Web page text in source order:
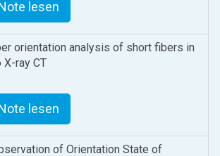
lesen
orientation analysis of short fibers in
X-ray CT
lesen
of Orientation State of